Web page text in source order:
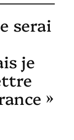
serai
je
»